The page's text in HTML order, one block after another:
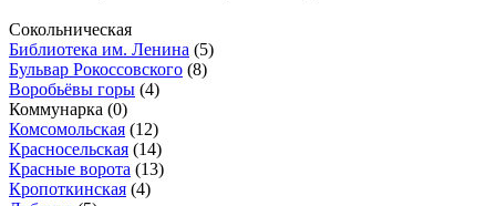
Сокольническая
Библиотека им. Ленина (5)
Бульвар Рокоссовского (8)
Воробьёвы горы (4)
Коммунарка (0)
Комсомольская (12)
Красносельская (14)
Красные ворота (13)
Кропоткинская (4)